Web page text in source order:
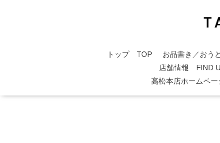
トップ TOP お品書き／おう
店舗情報 FIND
高松本店ホームペ